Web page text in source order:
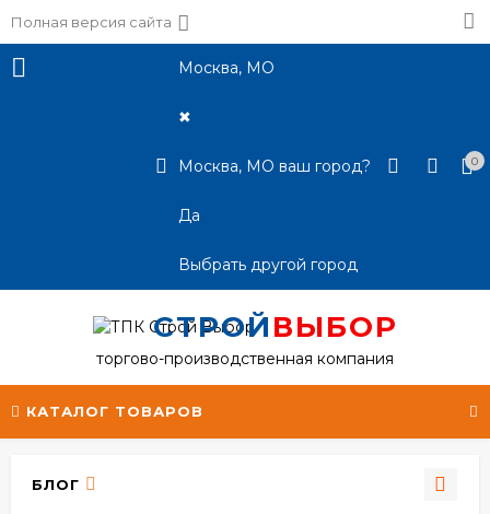
Полная версия сайта
Москва, МО
✖
Москва, МО ваш город?
Да
Выбрать другой город
0
СТРОЙВЫБОР
торгово-производственная компания
КАТАЛОГ ТОВАРОВ
БЛОГ